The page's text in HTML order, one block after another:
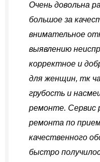
Очень довольна
большое за
внимательное
выявлению
корректное и
для женщин, тк
грубость и
ремонте. Сервис
ремонта по
качественного
быстро